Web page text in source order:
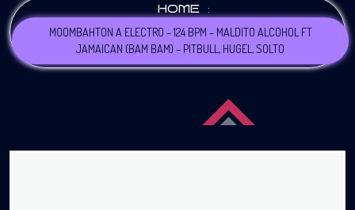
HOME
:
MOOMBAHTON A ELECTRO – 124 BPM – MALDITO ALCOHOL FT
JAMAICAN (BAM BAM) – PITBULL, HUGEL, SOLTO